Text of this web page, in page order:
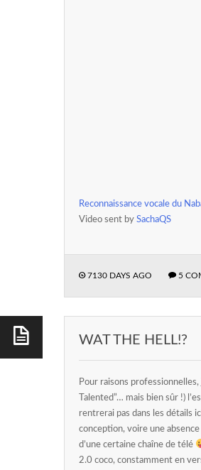
Reconnaissance vocale du
Video sent by SachaQS
7130 DAYS AGO 5
WAT THE HELL!?
Pour raisons
Talented”… mais bien sûr !)
rentrerai pas dans les détails
conception, voire une
d’une certaine chaîne de télé
2.0 coco, constamment en